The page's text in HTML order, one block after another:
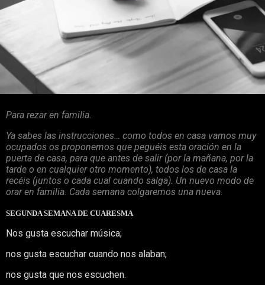
Para rezar en familia.
Ya sabes las instrucciones… como todos en casa vamos muy
ocupados os proponemos que peguéis esta oración en la
puerta de casa, para que antes de salir (por la mañana, por la
tarde o en cualquier otro momento), todos los de casa la
recéis (juntos o cada cual cuando salga). Un nuevo modo de
orar en familia. Cada semana colgaremos una nueva.
SEGUNDA SEMANA DE CUARESMA
Nos gusta escuchar música;
nos gusta escuchar cuando nos alaban;
nos gusta que nos escuchen.